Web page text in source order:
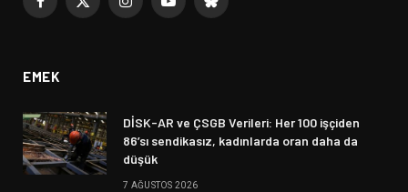
Facebook
X
InstagramYouTubeBluesky
EMEK
DİSK-AR ve ÇSGB Verileri: Her 100 işçiden
86’sı sendikasız, kadınlarda oran daha da
düşük
7 AĞUSTOS 2026